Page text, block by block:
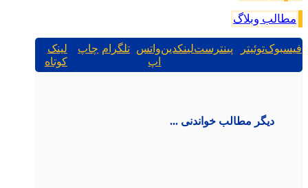
مطالب وبلاگ
فیسبوکتوئیتر پینترستلینکدینواتس
اپ
تلگرام چاپ
لینک
کوتاه
دیگر مطالب خواندنی ...